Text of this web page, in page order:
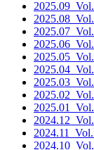
2025.09
2025.08
2025.07
2025.06
2025.05
2025.04
2025.03
2025.02
2025.01
2024.12
2024.11
2024.10